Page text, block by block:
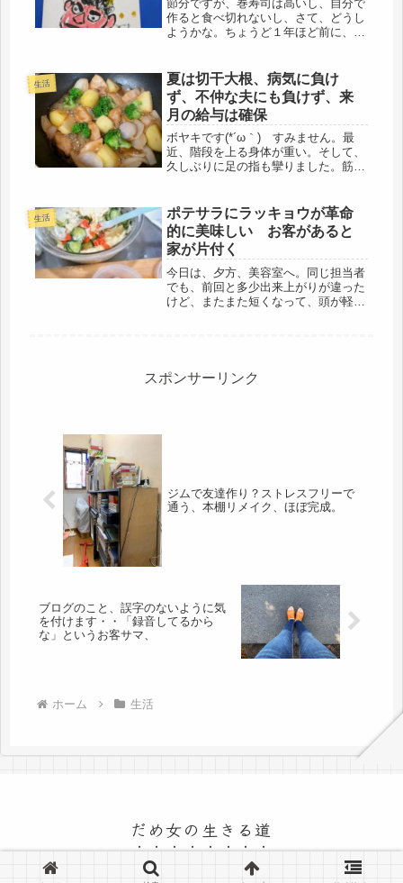
節分ですが、巻寿司は高いし、自分で
作ると食べ切れないし、さて、どうし
ようかな。ちょうど１年ほど前に、卓
をした時に、そのコツを教えてもらい
ました。この方法で巻くと、超うまく
綺...
生活
夏は切干大根、病気に負け
ず、不仲な夫にも負けず、来
月の給与は確保
ボヤキです(*´ω｀) すみません。最
近、階段を上る身体が重い。そして、
久しぶりに足の指も攣りました。筋
ど、鎖骨の辺りが、微妙。って・・結
局は、呼吸に負担アリだな。髪も...
生活
ポテサラにラッキョウが革命
的に美味しい お客があると
家が片付く
今日は、夕方、美容室へ。同じ担当者
でも、前回と多少出来上がりが違った
けど、またまた短くなって、頭が軽く
で...
スポンサーリンク
ジムで友達作り？ストレスフリーで
通う、本棚リメイク、ほぼ完成。
ブログのこと、誤字のないように気
を付けます・・「録音してるから
な」というお客サマ、
ホーム 生活
だめ女の生きる道
© 2015 だめ女の生きる道.